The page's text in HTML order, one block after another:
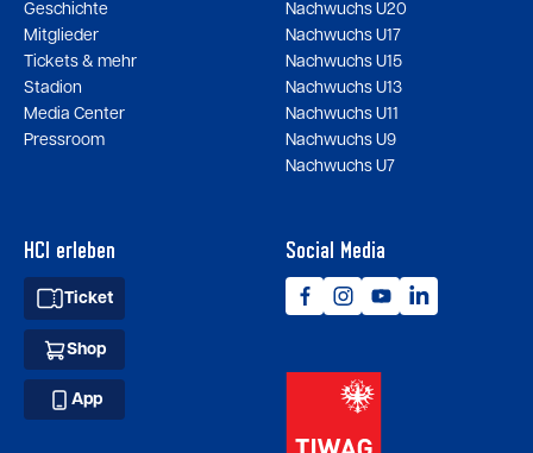
Geschichte
Mitglieder
Tickets & mehr
Stadion
Media Center
Pressroom
Nachwuchs U20
Nachwuchs U17
Nachwuchs U15
Nachwuchs U13
Nachwuchs U11
Nachwuchs U9
Nachwuchs U7
HCI erleben
Ticket
Shop
App
Social Media